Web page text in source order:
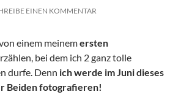
EINEN KOMMENTAR
einem meinemersten
bei dem ich 2 ganz tolle
durfe. Denn ich werde im Juni dieses
Beiden fotografieren!